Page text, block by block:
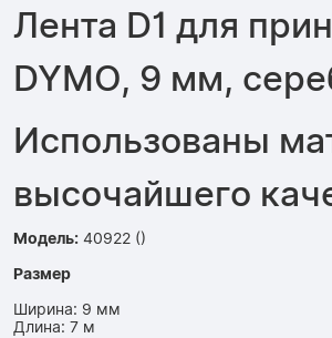
Лента D1 для
DYMO, 9 мм,
Использованы
высочайшего
Модель: 40922 ()
Размер
Ширина: 9 мм
Длина: 7 м